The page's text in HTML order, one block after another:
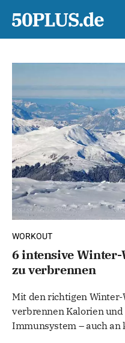
WORKOUT
6 intensive
zu verbrennen
Mit den richtigen Winter-
verbrennen Kalorien
Immunsystem – auch an